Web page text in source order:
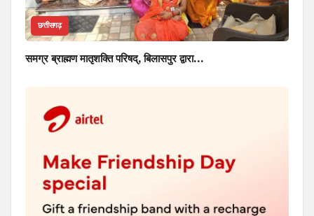
छत्तीसगढ़
समग्र ब्राह्मण मातृशक्ति परिषद्, बिलासपुर द्वारा…